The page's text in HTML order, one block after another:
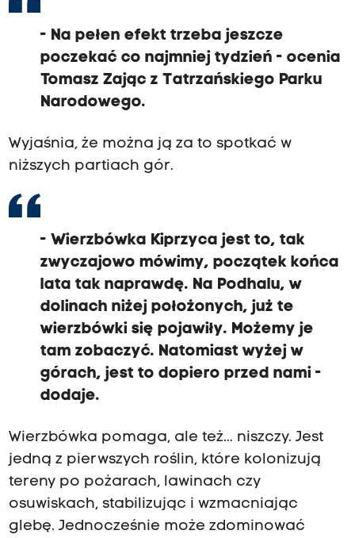
- Na pełen efekt trzeba jeszcze
poczekać co najmniej tydzień - ocenia
Tomasz Zając z Tatrzańskiego Parku
Narodowego.
Wyjaśnia, że można ją za to spotkać w
niższych partiach gór.
- Wierzbówka Kiprzyca jest to, tak
zwyczajowo mówimy, początek końca
lata tak naprawdę. Na Podhalu, w
dolinach niżej położonych, już te
wierzbówki się pojawiły. Możemy je
tam zobaczyć. Natomiast wyżej w
górach, jest to dopiero przed nami -
dodaje.
Wierzbówka pomaga, ale też... niszczy. Jest
jedną z pierwszych roślin, które kolonizują
tereny po pożarach, lawinach czy
osuwiskach, stabilizując i wzmacniając
glebę. Jednocześnie może zdominować